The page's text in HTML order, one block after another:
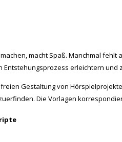
macht Spaß. Manchmal
Entstehungsprozess erleichtern
Gestaltung von
Die Vorlagen